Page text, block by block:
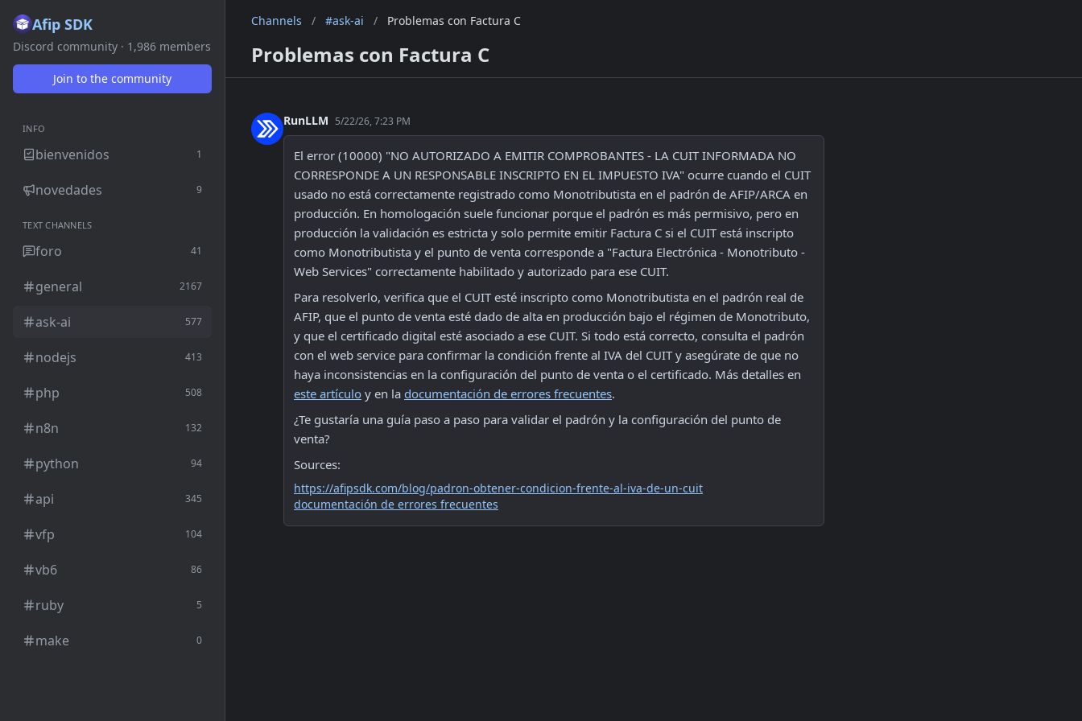
Afip SDK
Discord community · 1,986 members
Join to the community
INFO
bienvenidos 1
novedades 9
TEXT CHANNELS
foro 41
general 2167
ask-ai 577
nodejs 413
php 508
n8n 132
python 94
api 345
vfp 104
vb6 86
ruby 5
make 0
Channels / #ask-ai / Problemas con Factura C
Problemas con Factura C
RunLLM 5/22/26, 7:23 PM
El error (10000) "NO AUTORIZADO A EMITIR COMPROBANTES - LA CUIT INFORMADA NO
CORRESPONDE A UN RESPONSABLE INSCRIPTO EN EL IMPUESTO IVA" ocurre cuando el CUIT
usado no está correctamente registrado como Monotributista en el padrón de AFIP/ARCA en
producción. En homologación suele funcionar porque el padrón es más permisivo, pero en
producción la validación es estricta y solo permite emitir Factura C si el CUIT está inscripto
como Monotributista y el punto de venta corresponde a "Factura Electrónica - Monotributo -
Web Services" correctamente habilitado y autorizado para ese CUIT.
Para resolverlo, verifica que el CUIT esté inscripto como Monotributista en el padrón real de
AFIP, que el punto de venta esté dado de alta en producción bajo el régimen de Monotributo,
y que el certificado digital esté asociado a ese CUIT. Si todo está correcto, consulta el padrón
con el web service para confirmar la condición frente al IVA del CUIT y asegúrate de que no
este artículo y en la documentación de errores frecuentes.
¿Te gustaría una guía paso a paso para validar el padrón y la configuración del punto de
venta?
Sources:
https://afipsdk.com/blog/padron-obtener-condicion-frente-al-iva-de-un-cuit
documentación de errores frecuentes